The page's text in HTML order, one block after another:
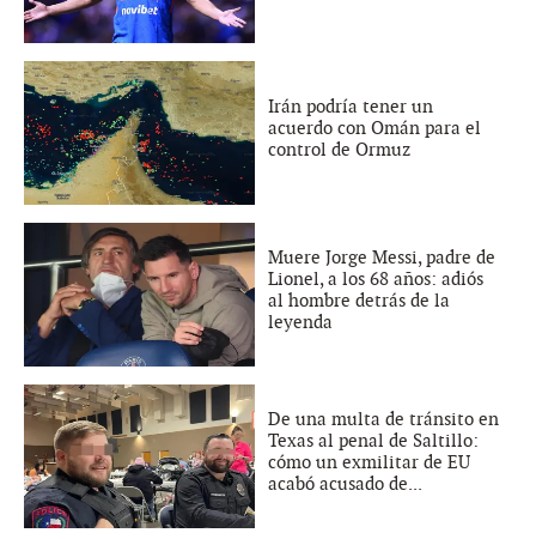
Irán podría tener un
acuerdo con Omán para el
control de Ormuz
Muere Jorge Messi, padre de
Lionel, a los 68 años: adiós
al hombre detrás de la
leyenda
De una multa de tránsito en
Texas al penal de Saltillo:
cómo un exmilitar de EU
acabó acusado de...